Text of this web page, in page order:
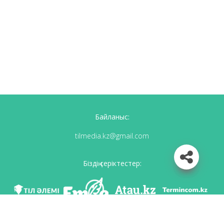
Байланыс:
tilmedia.kz@gmail.com
Біздің серіктестер: